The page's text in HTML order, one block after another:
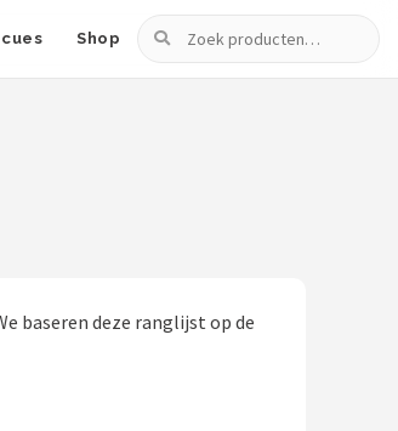
Shop
Zoeken
baseren deze ranglijst op de